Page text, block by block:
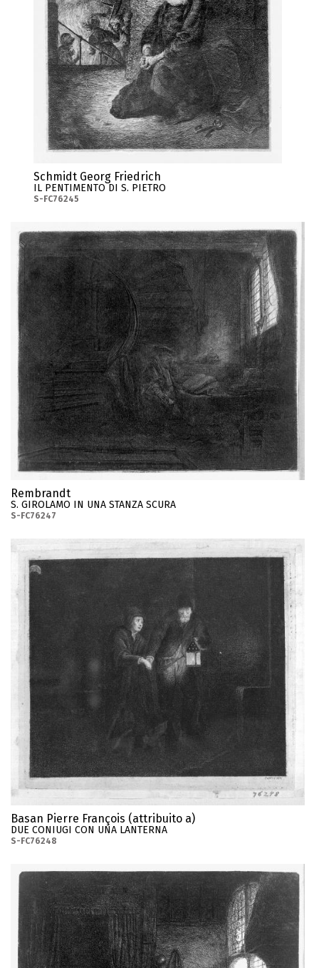
Schmidt Georg Friedrich
IL PENTIMENTO DI S. PIETRO
S-FC76245
Rembrandt
S. GIROLAMO IN UNA STANZA SCURA
S-FC76247
Basan Pierre François (attribuito a)
DUE CONIUGI CON UNA LANTERNA
S-FC76248